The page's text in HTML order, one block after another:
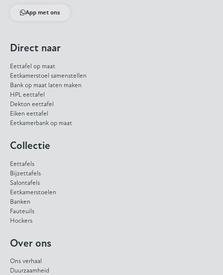
App met ons
Direct naar
Eettafel op maat
Eetkamerstoel samenstellen
Bank op maat laten maken
HPL eettafel
Dekton eettafel
Eiken eettafel
Eetkamerbank op maat
Collectie
Eettafels
Bijzettafels
Salontafels
Eetkamerstoelen
Banken
Fauteuils
Hockers
Over ons
Ons verhaal
Duurzaamheid